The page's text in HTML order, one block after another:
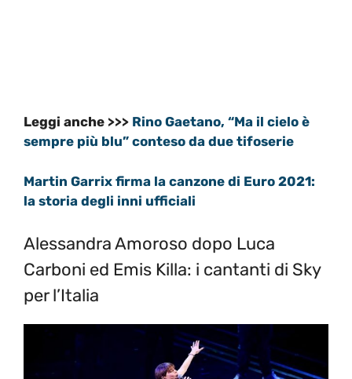
Leggi anche >>> Rino Gaetano, “Ma il cielo è
sempre più blu” conteso da due tifoserie
Martin Garrix firma la canzone di Euro 2021:
la storia degli inni ufficiali
Alessandra Amoroso dopo Luca
Carboni ed Emis Killa: i cantanti di Sky
per l’Italia